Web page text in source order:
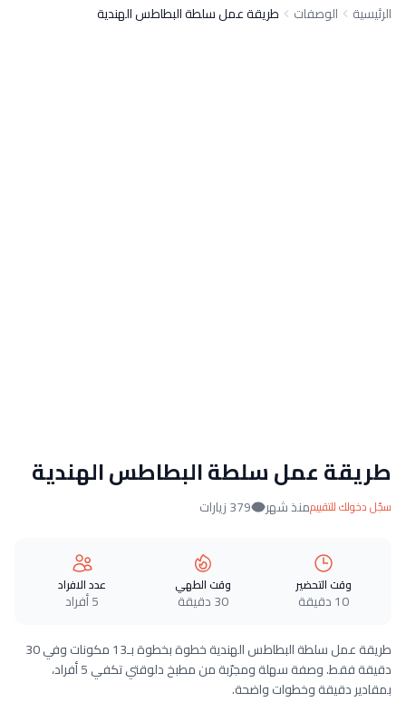
الرئيسية الوصفات طريقة عمل سلطة البطاطس الهندية
طريقة عمل سلطة البطاطس الهندية
سجّل دخولك للتقييممنذ شهر 379 زيارات
وقت التحضير
10 دقيقة
وقت الطهي
30 دقيقة
عدد الافراد
5 أفراد
طريقة عمل سلطة البطاطس الهندية خطوة بخطوة بـ13 مكونات وفي 30
دقيقة فقط. وصفة سهلة ومجرّبة من مطبخ دلوقتي تكفي 5 أفراد،
بمقادير دقيقة وخطوات واضحة.